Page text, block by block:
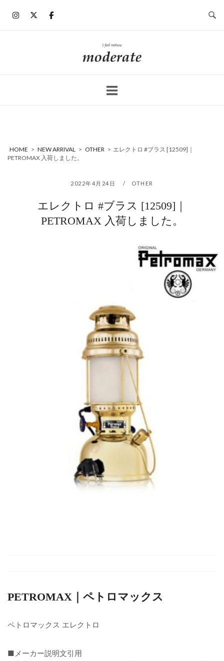
ホ
ー
HOME > NEW ARRIVAL > OTHER > エレクトロ #ブラス [12509]｜
PETROMAX 入荷しました。
2022年4月24日 OTHER
エレクトロ #ブラス [12509]｜
PETROMAX 入荷しました。
PETROMAX｜ペトロマックス
ペトロマックス エレクトロ
■メーカー説明文引用